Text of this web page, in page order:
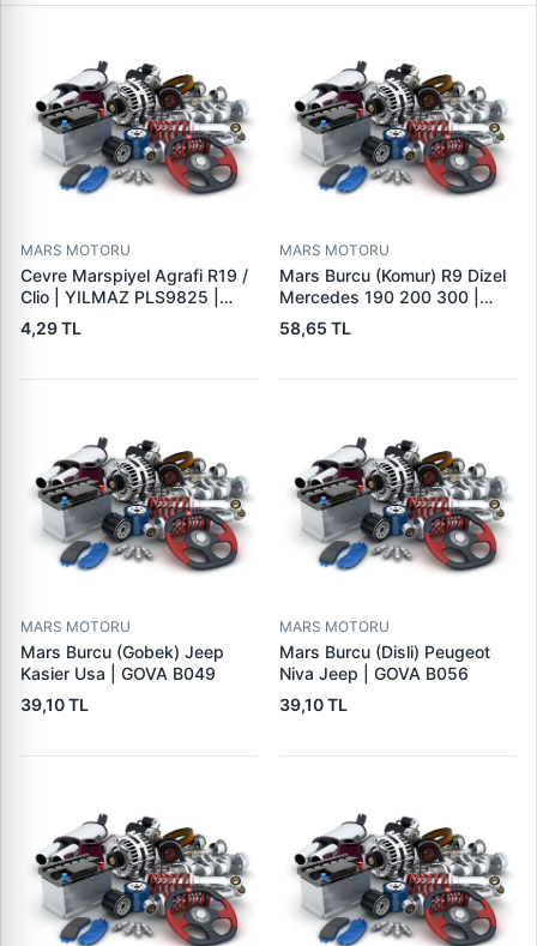
MARS MOTORU
Cevre Marspiyel Agrafi R19 /
Clio | YILMAZ PLS9825 |
OEM 7703077256
4,29 TL
MARS MOTORU
Mars Burcu (Komur) R9 Dizel
Mercedes 190 200 300 |
GOVA B047
58,65 TL
MARS MOTORU
Mars Burcu (Gobek) Jeep
Kasier Usa | GOVA B049
39,10 TL
MARS MOTORU
Mars Burcu (Disli) Peugeot
Niva Jeep | GOVA B056
39,10 TL